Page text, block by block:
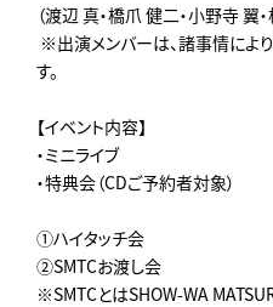
（渡辺 真・橋爪 健二・小野寺 翼
※出演メンバーは、諸事情によ
す。
【イベント内容】
・ミニライブ
・特典会（CDご予約者対象）
①ハイタッチ会
②SMTCお渡し会
※SMTCとはSHOW-WA